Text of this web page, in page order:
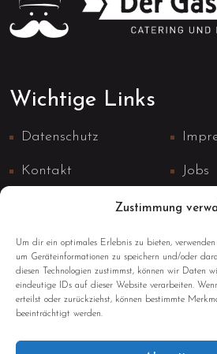
Zustimmung
Um dir ein optimales Erlebnis zu bieten,
um Geräteinformationen zu speichern und/oder
diesen Technologien zustimmst, können wir Daten
eindeutige IDs auf dieser Website verarbeiten.
erteilst oder zurückziehst, können bestimmte
beeinträchtigt werden.
Wichtige Links
Datenschutz
Kontakt Jobs
Kontaktinformationen